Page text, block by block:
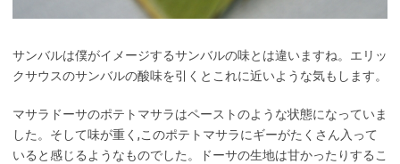
サンバルは僕がイメージするサンバルの味とは違いますね。エリッ
クサウスのサンバルの酸味を引くとこれに近いような気もします。
マサラドーサのポテトマサラはペーストのような状態になっていま
した。そして味が重く,このポテトマサラにギーがたくさん入って
いると感じるようなものでした。ドーサの生地は甘かったりするこ